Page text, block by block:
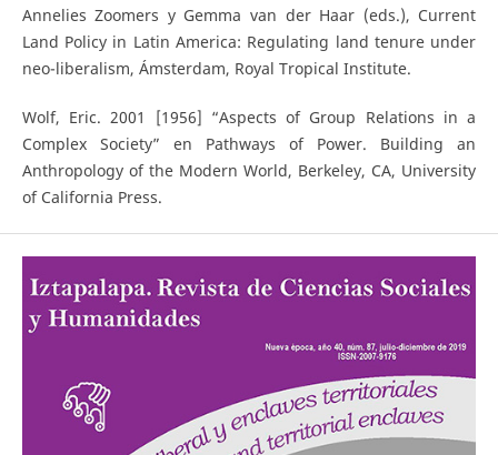
Annelies Zoomers y Gemma van der Haar (eds.), Current
Land Policy in Latin America: Regulating land tenure under
neo-liberalism, Ámsterdam, Royal Tropical Institute.
Wolf, Eric. 2001 [1956] “Aspects of Group Relations in a
Complex Society” en Pathways of Power. Building an
Anthropology of the Modern World, Berkeley, CA, University
of California Press.